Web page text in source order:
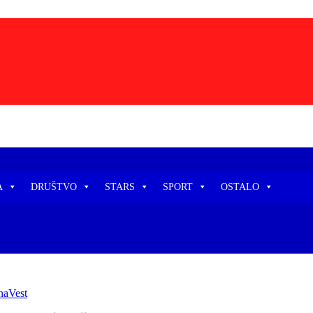
DRUŠTVO STARS SPORT OSTALO